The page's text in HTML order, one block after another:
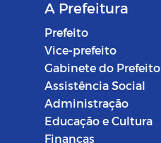
A Prefeitura
Prefeito
Vice-prefeito
Gabinete do Prefeito
Assistência Social
Administração
Educação e Cultura
Finanças